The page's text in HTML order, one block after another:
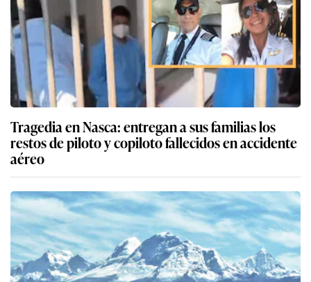
Tragedia en Nasca: entregan a sus familias los
restos de piloto y copiloto fallecidos en accidente
aéreo